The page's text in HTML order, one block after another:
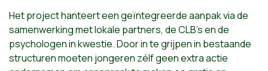
Het project hanteert een geïntegreerde aanpak via de
samenwerking met lokale partners, de CLB’s en de
psychologen in kwestie. Door in te grijpen in bestaande
structuren moeten jongeren zélf geen extra actie